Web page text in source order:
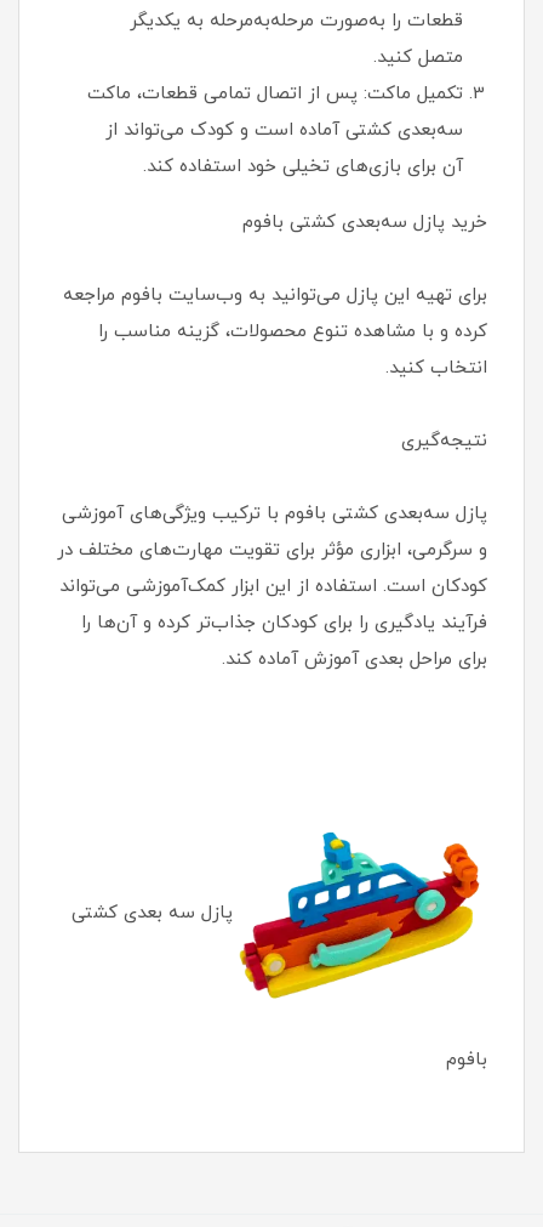
قطعات را به‌صورت مرحله‌به‌مرحله به یکدیگر
متصل کنید.
تکمیل ماکت: پس از اتصال تمامی قطعات، ماکت
سه‌بعدی کشتی آماده است و کودک می‌تواند از
آن برای بازی‌های تخیلی خود استفاده کند.
خرید پازل سه‌بعدی کشتی بافوم
برای تهیه این پازل می‌توانید به وب‌سایت بافوم مراجعه
کرده و با مشاهده تنوع محصولات، گزینه مناسب را
انتخاب کنید.
نتیجه‌گیری
پازل سه‌بعدی کشتی بافوم با ترکیب ویژگی‌های آموزشی
و سرگرمی، ابزاری مؤثر برای تقویت مهارت‌های مختلف در
کودکان است. استفاده از این ابزار کمک‌آموزشی می‌تواند
فرآیند یادگیری را برای کودکان جذاب‌تر کرده و آن‌ها را
برای مراحل بعدی آموزش آماده کند.
پازل سه بعدی کشتی
بافوم